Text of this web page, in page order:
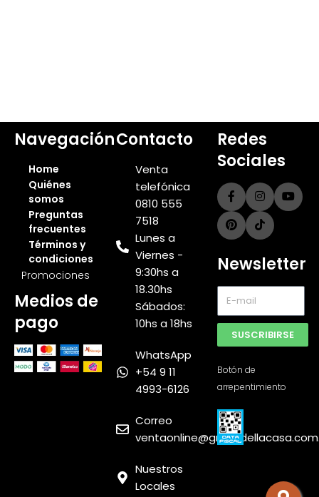
Navegación
Home
Quiénes
somos
Preguntas
frecuentes
Términos y
condiciones
Promociones
Medios de
pago
Contacto
Venta
telefónica
0810 555
7518
Lunes a
Viernes -
9:30hs a
18.30hs
Sábados:
10hs a 18hs
WhatsApp
+54 9 11
4993-6126
Correo
Nuestros
Locales
Redes
Sociales
Newsletter
SUSCRIBIRSE
Botón de
arrepentimiento